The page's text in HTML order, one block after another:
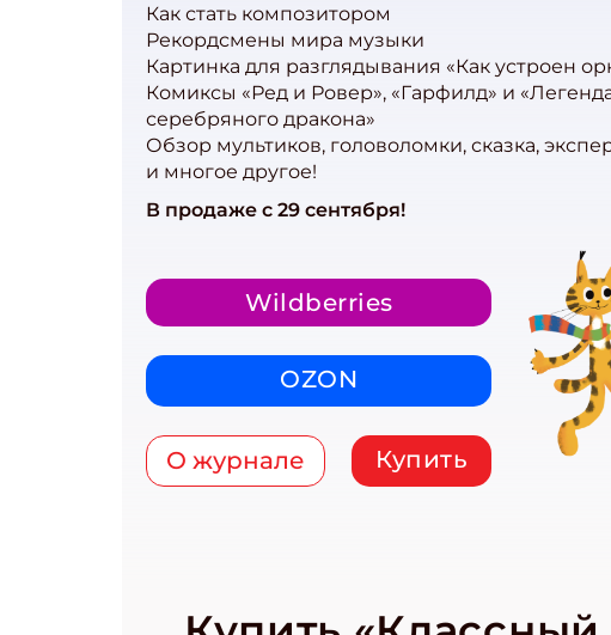
Как стать композитором
Рекордсмены мира музыки
Картинка для разглядывания «Как устроен
Комиксы «Ред и Ровер», «Гарфилд» и
серебряного дракона»
Обзор мультиков, головоломки, сказка,
и многое другое!
В продаже с 29 сентября!
Wildberries
OZON
О журнале Купить